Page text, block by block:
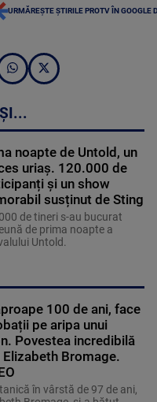
URMĂREȘTE ȘTIRILE PROTV ÎN GOOGLE
noapte de Untold, un
uriaș. 120.000 de
și un show
susținut de Sting
de tineri s-au bucurat
de prima noapte a
Untold.
100 de ani, face
pe aripa unui
Povestea incredibilă
Elizabeth Bromage.
în vârstă de 97 de ani,